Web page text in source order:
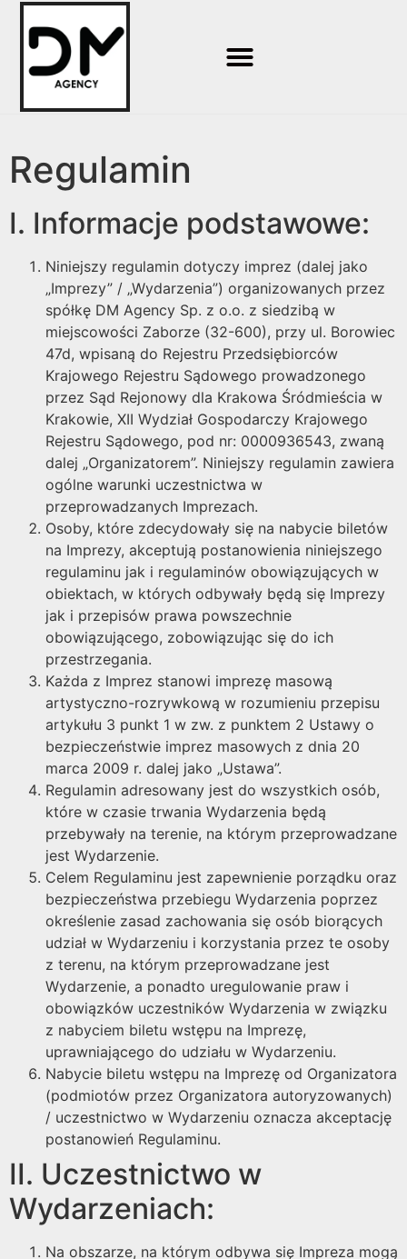
Regulamin
I. Informacje podstawowe:
Niniejszy regulamin dotyczy imprez (dalej jako
„Imprezy” / „Wydarzenia”) organizowanych przez
spółkę DM Agency Sp. z o.o. z siedzibą w
miejscowości Zaborze (32-600), przy ul. Borowiec
47d, wpisaną do Rejestru Przedsiębiorców
Krajowego Rejestru Sądowego prowadzonego
przez Sąd Rejonowy dla Krakowa Śródmieścia w
Krakowie, XII Wydział Gospodarczy Krajowego
Rejestru Sądowego, pod nr: 0000936543, zwaną
dalej „Organizatorem”. Niniejszy regulamin zawiera
ogólne warunki uczestnictwa w
przeprowadzanych Imprezach.
Osoby, które zdecydowały się na nabycie biletów
na Imprezy, akceptują postanowienia niniejszego
regulaminu jak i regulaminów obowiązujących w
obiektach, w których odbywały będą się Imprezy
jak i przepisów prawa powszechnie
obowiązującego, zobowiązując się do ich
przestrzegania.
Każda z Imprez stanowi imprezę masową
artystyczno-rozrywkową w rozumieniu przepisu
artykułu 3 punkt 1 w zw. z punktem 2 Ustawy o
bezpieczeństwie imprez masowych z dnia 20
marca 2009 r. dalej jako „Ustawa”.
Regulamin adresowany jest do wszystkich osób,
które w czasie trwania Wydarzenia będą
przebywały na terenie, na którym przeprowadzane
jest Wydarzenie.
Celem Regulaminu jest zapewnienie porządku oraz
bezpieczeństwa przebiegu Wydarzenia poprzez
określenie zasad zachowania się osób biorących
udział w Wydarzeniu i korzystania przez te osoby
z terenu, na którym przeprowadzane jest
Wydarzenie, a ponadto uregulowanie praw i
obowiązków uczestników Wydarzenia w związku
z nabyciem biletu wstępu na Imprezę,
uprawniającego do udziału w Wydarzeniu.
Nabycie biletu wstępu na Imprezę od Organizatora
(podmiotów przez Organizatora autoryzowanych)
/ uczestnictwo w Wydarzeniu oznacza akceptację
postanowień Regulaminu.
II. Uczestnictwo w
Wydarzeniach:
Na obszarze, na którym odbywa się Impreza mogą